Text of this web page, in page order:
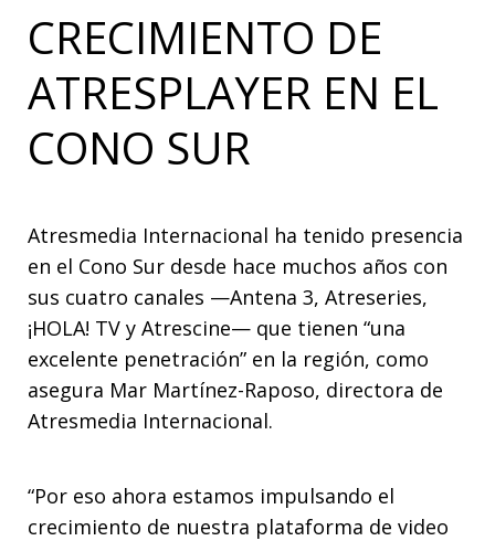
CRECIMIENTO DE
ATRESPLAYER EN EL
CONO SUR
Atresmedia Internacional ha tenido presencia
en el Cono Sur desde hace muchos años con
sus cuatro canales —Antena 3, Atreseries,
¡HOLA! TV y Atrescine— que tienen “una
excelente penetración” en la región, como
asegura Mar Martínez-Raposo, directora de
Atresmedia Internacional.
“Por eso ahora estamos impulsando el
crecimiento de nuestra plataforma de video